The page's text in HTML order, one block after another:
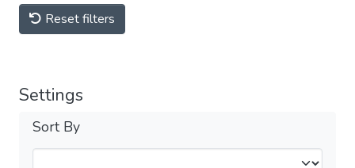
Reset filters
Settings
Sort By